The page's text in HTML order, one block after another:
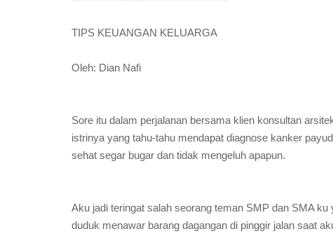
TIPS KEUANGAN KELUARGA
Oleh: Dian Nafi
Sore itu dalam perjalanan bersama klien konsultan
istrinya yang tahu-tahu mendapat diagnose kanker
sehat segar bugar dan tidak mengeluh apapun.
Aku jadi teringat salah seorang teman SMP dan SMA
duduk menawar barang dagangan di pinggir jalan saat